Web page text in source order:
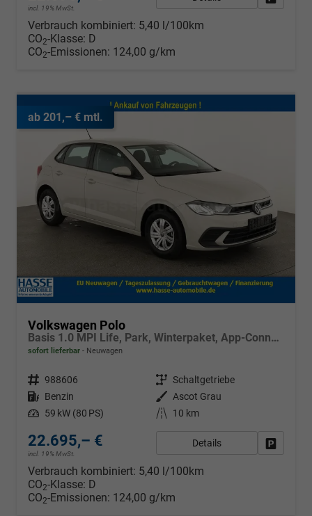
incl. 19% MwSt.
Verbrauch kombiniert: 5,40 l/100km
CO2-Klasse: D
CO2-Emissionen: 124,00 g/km
ab 201,– € mtl.
Volkswagen Polo
Basis 1.0 MPI Life, Park, Winterpaket, App-Connect, sofort
sofort lieferbar Neuwagen
Fahrzeugnr. 988606 Getriebe Schaltgetriebe
Kraftstoff Benzin Außenfarbe
Ascot Grau
Leistung 59 kW (80 PS) Kilometerstand 10 km
22.695,– €
incl. 19% MwSt.
Details
Verbrauch kombiniert: 5,40 l/100km
CO2-Klasse: D
CO2-Emissionen: 124,00 g/km